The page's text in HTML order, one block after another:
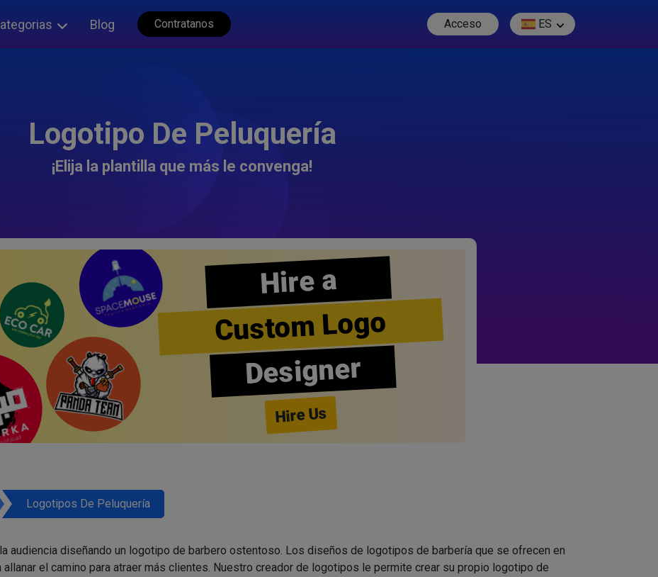
Blog Contratanos Acceso ES
Logotipo De Peluquería
¡Elija la plantilla que más le convenga!
Hire a
Custom Logo
Designer
Hire Us
Logotipos De Peluquería
audiencia diseñando un logotipo de barbero ostentoso. Los diseños de logotipos de barbería que se ofrecen en
el camino para atraer más clientes. Nuestro creador de logotipos le permite crear su propio logotipo de